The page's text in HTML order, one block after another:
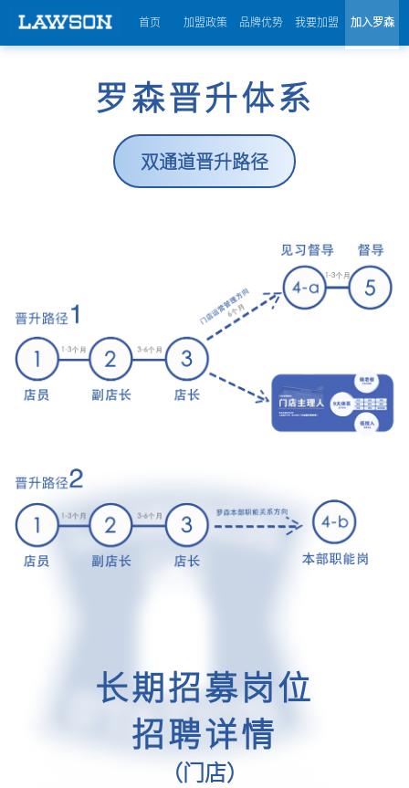
首页 加盟政策 品牌优势 我要加盟 加入罗森
罗森晋升体系
双通道晋升路径
长期招募岗位
招聘详情
（门店）